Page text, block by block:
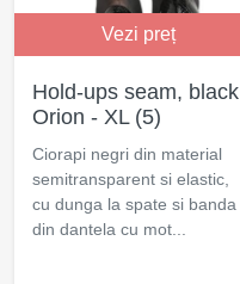
Vezi preț
Hold-ups seam, black
Orion - XL (5)
Ciorapi negri din material
semitransparent si elastic,
cu dunga la spate si banda
din dantela cu mot...